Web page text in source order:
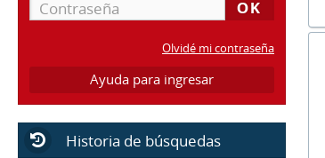
Olvidé mi contraseña
Ayuda para ingresar
Historia de búsquedas